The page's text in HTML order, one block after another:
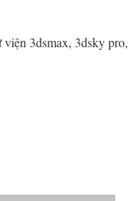
3dsmax, 3dsky